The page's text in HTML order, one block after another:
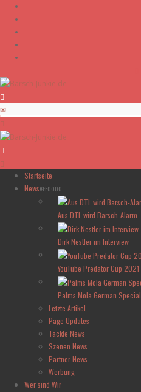
Skip to content
Startseite
News#FF0000
Aus DTL wird Barsch-Alarm
Dirk Nestler im Interview
YouTube Predator Cup 2021
Palms Mola German Special
Letzte Artikel
Page Updates
Tackle News
Szenen News
Partner News
Werbung
Wer sind Wir